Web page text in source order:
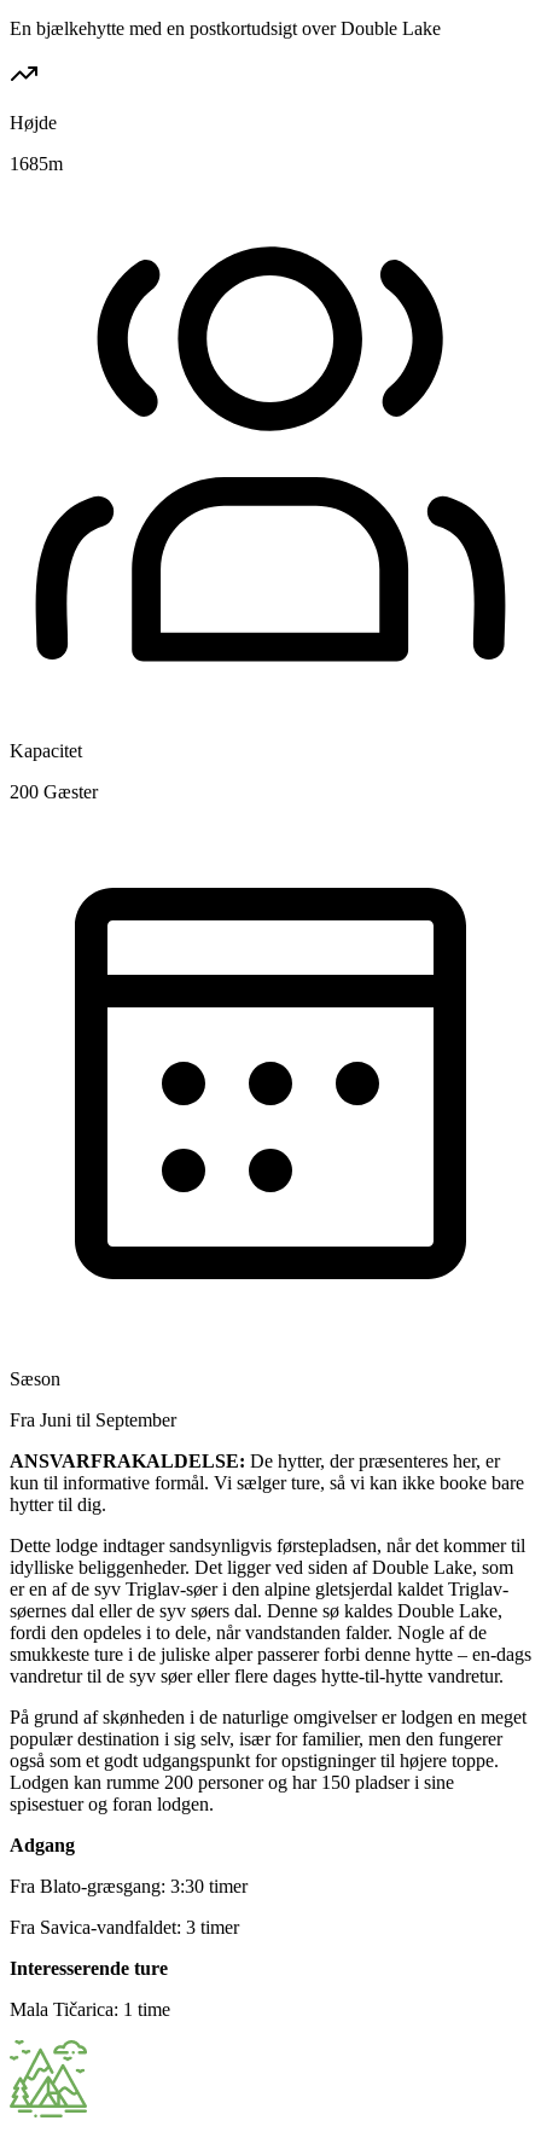
En bjælkehytte med en postkortudsigt over Double Lake
Højde
1685m
Kapacitet
200 Gæster
Sæson
Fra Juni til September
ANSVARFRAKALDELSE: De hytter, der præsenteres her, er
kun til informative formål. Vi sælger ture, så vi kan ikke booke bare
hytter til dig.
Dette lodge indtager sandsynligvis førstepladsen, når det kommer til
idylliske beliggenheder. Det ligger ved siden af Double Lake, som
er en af de syv Triglav-søer i den alpine gletsjerdal kaldet Triglav-
søernes dal eller de syv søers dal. Denne sø kaldes Double Lake,
fordi den opdeles i to dele, når vandstanden falder. Nogle af de
smukkeste ture i de juliske alper passerer forbi denne hytte – en-dags
vandretur til de syv søer eller flere dages hytte-til-hytte vandretur.
På grund af skønheden i de naturlige omgivelser er lodgen en meget
populær destination i sig selv, især for familier, men den fungerer
også som et godt udgangspunkt for opstigninger til højere toppe.
Lodgen kan rumme 200 personer og har 150 pladser i sine
spisestuer og foran lodgen.
Adgang
Fra Blato-græsgang: 3:30 timer
Fra Savica-vandfaldet: 3 timer
Interesserende ture
Mala Tičarica: 1 time